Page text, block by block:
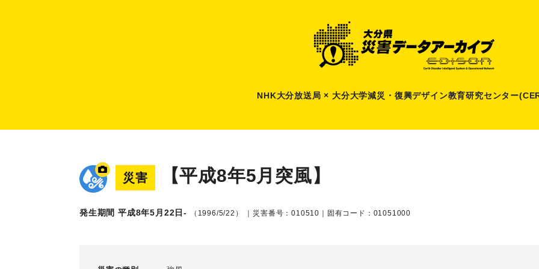
NHK大分放送局 × 大分大学減災 ・ 復興デザイン教育研究センター
災害 【平成8年5月突風】
発生期間 平成8年5月22日- （1996/5/22） ｜災害番号：010510｜固有コード：01051000